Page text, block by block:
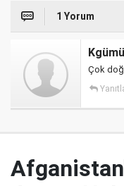
1 Yorum
Çok